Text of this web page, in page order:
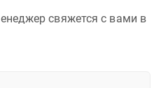
свяжется с вами в